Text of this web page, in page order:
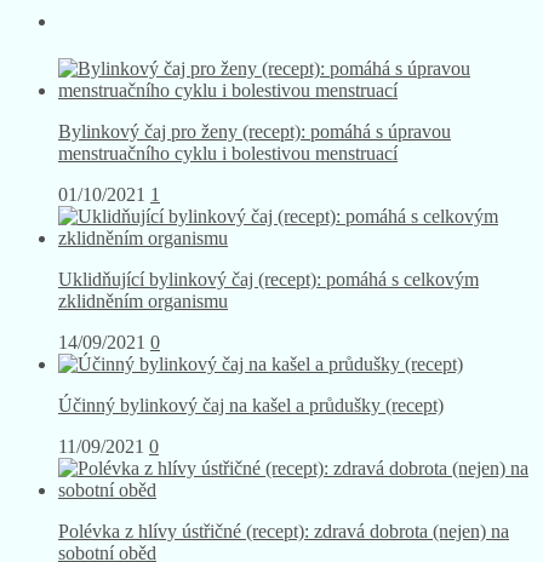
Bylinkový čaj pro ženy (recept): pomáhá s úpravou
menstruačního cyklu i bolestivou menstruací
01/10/2021 1
Uklidňující bylinkový čaj (recept): pomáhá s celkovým
zklidněním organismu
14/09/2021 0
Účinný bylinkový čaj na kašel a průdušky (recept)
11/09/2021 0
Polévka z hlívy ústřičné (recept): zdravá dobrota (nejen) na
sobotní oběd